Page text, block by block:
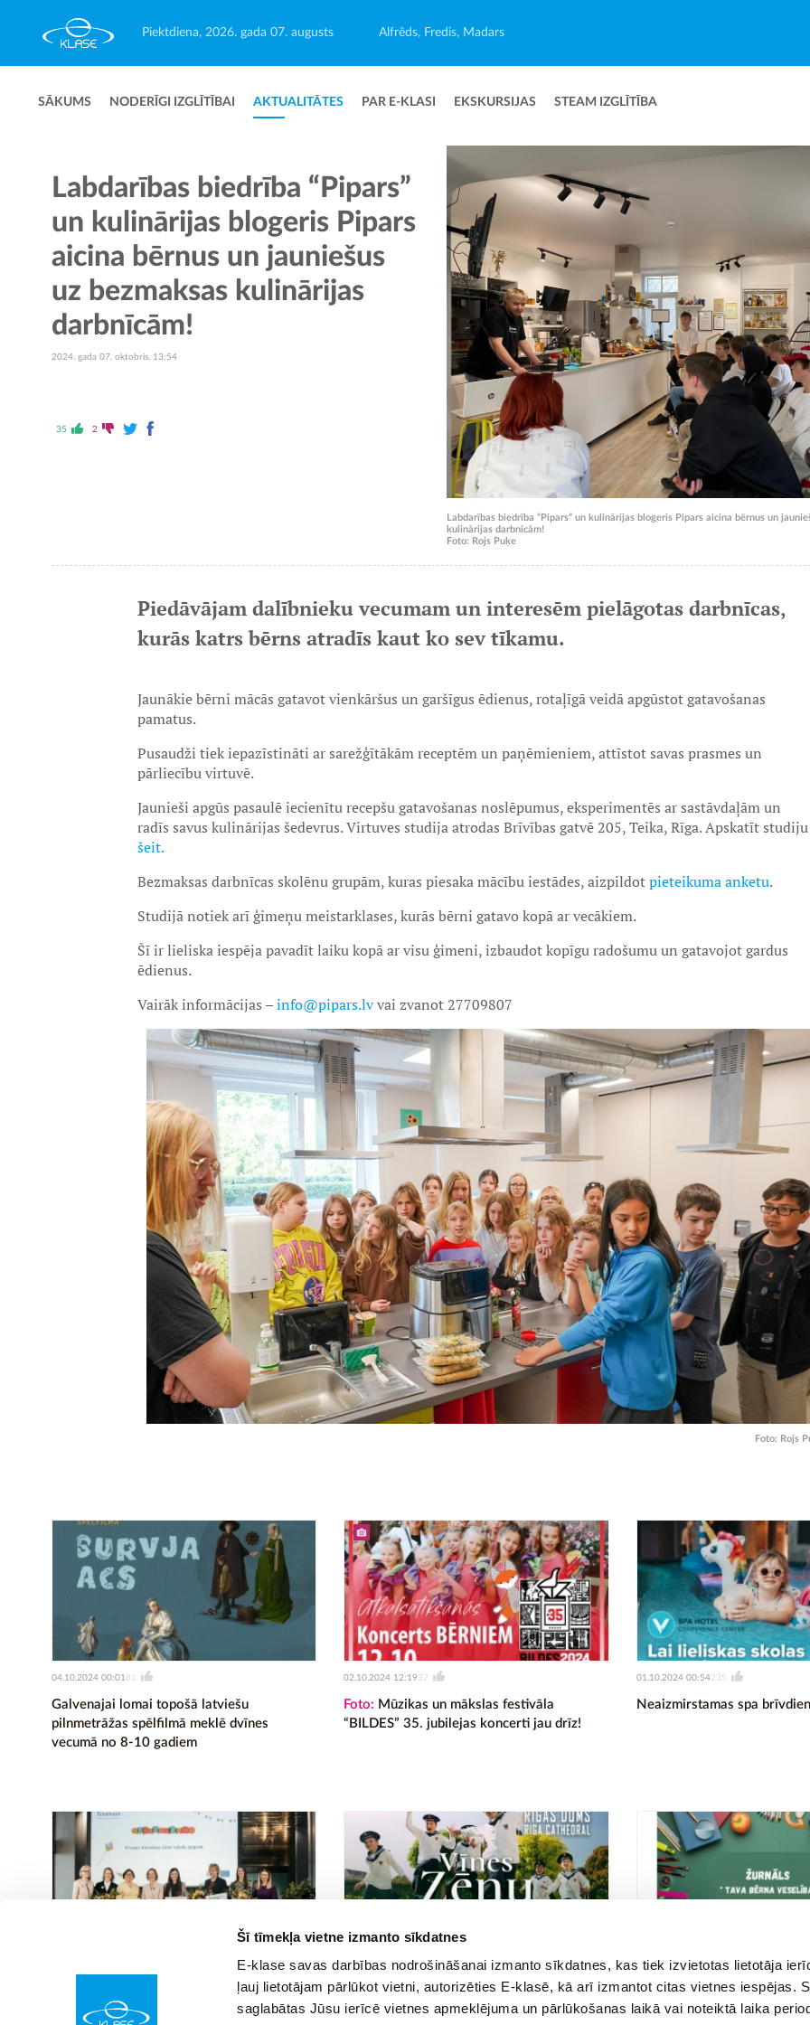
Šī tīmekļa vietne izmanto sīkdatnes
E-klase savas darbības nodrošināšanai izmanto sīkdatnes, kas tiek izvietotas lietotāja
ļauj lietotājam pārlūkot vietni, autorizēties E-klasē, kā arī izmantot citas vietnes iespējas.
saglabātas Jūsu ierīcē vietnes apmeklējuma un pārlūkošanas laikā vai noteiktā laika
Piektdiena, 2026. gada 07. augusts Alfrēds, Fredis, Madars
SĀKUMS NODERĪGI IZGLĪTĪBAI AKTUALITĀTES PAR E-KLASI EKSKURSIJAS STEAM IZGLĪTĪBA
Labdarības biedrība “Pipars”
un kulinārijas blogeris Pipars
aicina bērnus un jauniešus
uz bezmaksas kulinārijas
darbnīcām!
2024. gada 07. oktobris, 13:54
35 2
Labdarības biedrība “Pipars” un kulinārijas blogeris Pipars aicina bērnus un
kulinārijas darbnīcām!
Foto: Rojs Puķe
Piedāvājam dalībnieku vecumam un interesēm pielāgotas darbnīcas,
kurās katrs bērns atradīs kaut ko sev tīkamu.
Jaunākie bērni mācās gatavot vienkāršus un garšīgus ēdienus, rotaļīgā veidā apgūstot gatavošanas
pamatus.
Pusaudži tiek iepazīstināti ar sarežģītākām receptēm un paņēmieniem, attīstot savas prasmes un
pārliecību virtuvē.
Jaunieši apgūs pasaulē iecienītu recepšu gatavošanas noslēpumus, eksperimentēs ar sastāvdaļām un
radīs savus kulinārijas šedevrus. Virtuves studija atrodas Brīvības gatvē 205, Teika, Rīga. Apskatīt studiju
šeit.
Bezmaksas darbnīcas skolēnu grupām, kuras piesaka mācību iestādes, aizpildotpieteikuma anketu.
Studijā notiek arī ģimeņu meistarklases, kurās bērni gatavo kopā ar vecākiem.
Šī ir lieliska iespēja pavadīt laiku kopā ar visu ģimeni, izbaudot kopīgu radošumu un gatavojot gardus
ēdienus.
Vairāk informācijas –info@pipars.lvvai zvanot 27709807
Foto: Rojs
Galvenajai lomai topošā latviešu
pilnmetrāžas spēlfilmā meklē dvīnes
vecumā no 8-10 gadiem
04.10.2024 00:01 81
Foto: Mūzikas un mākslas festivāla
“BILDES” 35. jubilejas koncerti jau drīz!
02.10.2024 12:19 37
Neaizmirstamas spa
01.10.2024 00:54235
Pasniegta Eiropas Atzinības zīme valodu
apguvē
Ģimenes piedzīvojums: Vīnes zēnu koris
Rīgā
30.09.2024 00:42 94
Digitāls žurnāls vecākiem:
par bērna veselību jaunajā
24.09.2024 10:56 54